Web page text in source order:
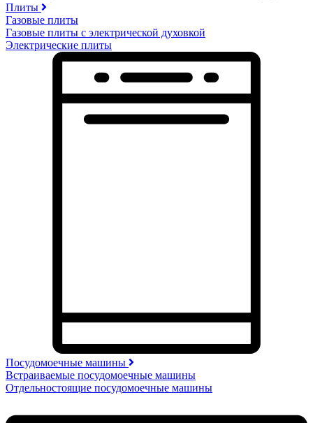
Плиты
Газовые плиты
Газовые плиты с электрической духовкой
Электрические плиты
Посудомоечные машины
Встраиваемые посудомоечные машины
Отдельностоящие посудомоечные машины